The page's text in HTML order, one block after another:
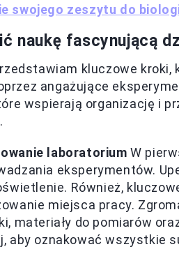
swojego zeszytu do
naukę fascynującą
kluczowe kroki,
angażujące
wspierają organizację i
laboratorium W
eksperymentów.
Również,
miejsca pracy.
materiały do pomiarów
aby oznakować wszystkie